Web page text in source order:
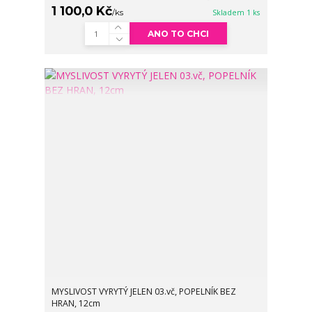
1 100,0 Kč/ks Skladem 1 ks
ANO TO CHCI
MYSLIVOST VYRYTÝ JELEN 03.vč, POPELNÍK BEZ
HRAN, 12cm